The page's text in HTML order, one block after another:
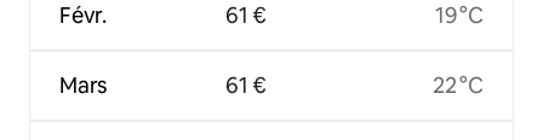
Févr.
Mars
61 €
61 €
19 °C
22 °C